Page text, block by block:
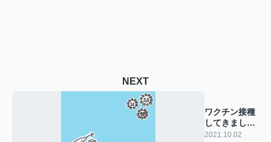
NEXT
ワクチン接種
してきまし
た！
2021.10.02